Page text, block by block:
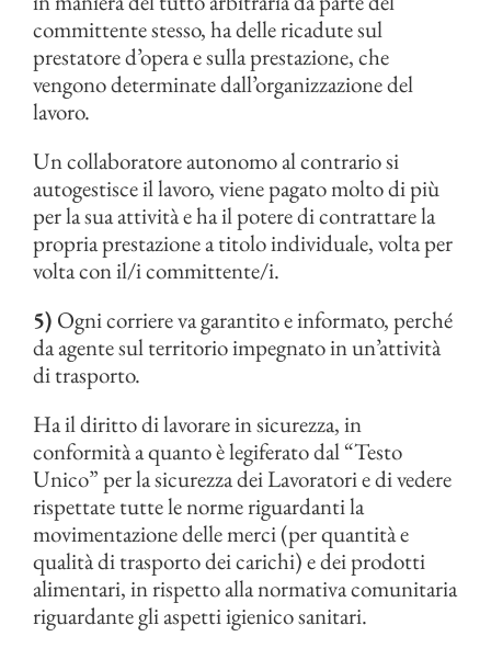
committente stesso, ha delle ricadute sul
prestatore d’opera e sulla prestazione, che
vengono determinate dall’organizzazione del
lavoro.
Un collaboratore autonomo al contrario si
autogestisce il lavoro, viene pagato molto di più
per la sua attività e ha il potere di contrattare la
propria prestazione a titolo individuale, volta per
volta con il/i committente/i.
5) Ogni corriere va garantito e informato, perché
da agente sul territorio impegnato in un’attività
di trasporto.
Ha il diritto di lavorare in sicurezza, in
conformità a quanto è legiferato dal “Testo
Unico” per la sicurezza dei Lavoratori e di vedere
rispettate tutte le norme riguardanti la
movimentazione delle merci (per quantità e
qualità di trasporto dei carichi) e dei prodotti
alimentari, in rispetto alla normativa comunitaria
riguardante gli aspetti igienico sanitari.